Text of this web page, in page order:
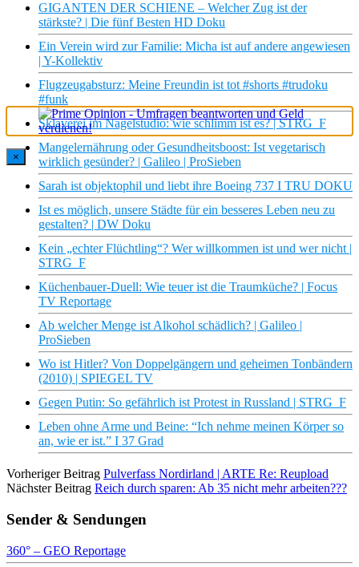
GIGANTEN DER SCHIENE – Welcher Zug ist der
stärkste? | Die fünf Besten HD Doku
Ein Verein wird zur Familie: Micha ist auf andere angewiesen
| Y-Kollektiv
Flugzeugabsturz: Meine Freundin ist tot #shorts #trudoku
#funk
Sklaverei im Nagelstudio: wie schlimm ist es? | STRG_F
Mangelernährung oder Gesundheitsboost: Ist vegetarisch
wirklich gesünder? | Galileo | ProSieben
Sarah ist objektophil und liebt ihre Boeing 737 I TRU DOKU
Ist es möglich, unsere Städte für ein besseres Leben neu zu
gestalten? | DW Doku
Kein „echter Flüchtling“? Wer willkommen ist und wer nicht |
STRG_F
Küchenbauer-Duell: Wie teuer ist die Traumküche? | Focus
TV Reportage
Ab welcher Menge ist Alkohol schädlich? | Galileo |
ProSieben
Wo ist Hitler? Von Doppelgängern und geheimen Tonbändern
(2010) | SPIEGEL TV
Gegen Putin: So gefährlich ist Protest in Russland | STRG_F
Leben ohne Arme und Beine: “Ich nehme meinen Körper so
an, wie er ist.” I 37 Grad
Vorheriger Beitrag Pulverfass Nordirland | ARTE Re: Reupload
Nächster Beitrag Reich durch sparen: Ab 35 nicht mehr arbeiten???
Sender & Sendungen
360° – GEO Reportage
×